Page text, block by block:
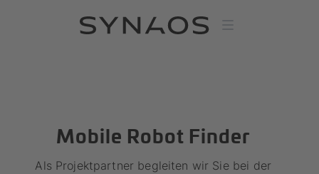
Mobile Robot Finder
Als Projektpartner begleiten wir Sie bei der